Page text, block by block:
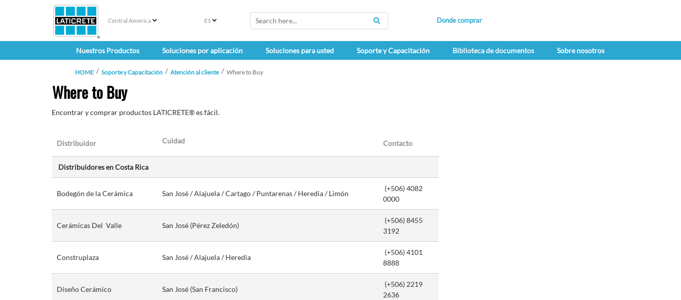
Central America ES
SEARCH
Donde comprar
Nuestros Productos Soluciones por aplicación Soluciones para usted Soporte y Capacitación Biblioteca de documentos Sobre nosotros
HOME Soporte y Capacitación Atención al cliente Where to Buy
Where to Buy
Encontrar y comprar productos LATICRETE® es fácil.
Distribuidor Cuidad Contacto
Distribuidores en Costa Rica
Bodegón de la Cerámica San José / Alajuela / Cartago / Puntarenas / Heredia / Limón
(+506) 4082
0000
Cerámicas Del Valle San José (Pérez Zeledón)
(+506) 8455
3192
Construplaza San José / Alajuela / Heredia
(+506) 4101
8888
Diseño Cerámico San José (San Francisco)
(+506) 2219
2636